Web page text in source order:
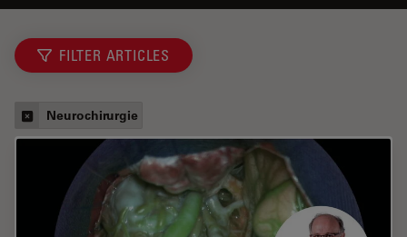
FILTER ARTICLES
Neurochirurgie